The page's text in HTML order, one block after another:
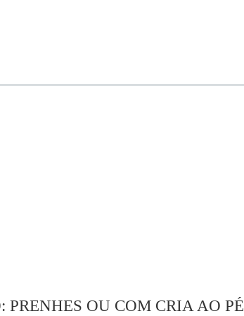
PRENHES OU COM CRIA AO PÉ